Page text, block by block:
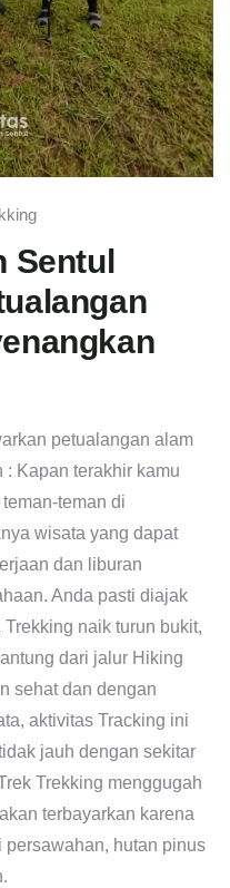
Sentul
petualangan alam
Kapan terakhir kamu
teman di
wisata yang dapat
dan liburan
Anda pasti diajak
naik turun bukit,
dari jalur Hiking
sehat dan dengan
aktivitas Tracking ini
jauh dengan sekitar
Trekking menggugah
terbayarkan karena
persawahan, hutan pinus